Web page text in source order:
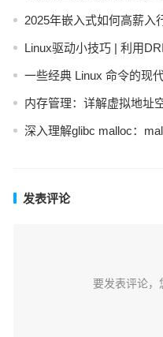
2025年嵌入式如何高薪入
Linux驱动小技巧 | 利用
一些经典 Linux 命令的现
内存管理：详解虚拟地址
深入理解glibc malloc：
发表评论
要发表评论，